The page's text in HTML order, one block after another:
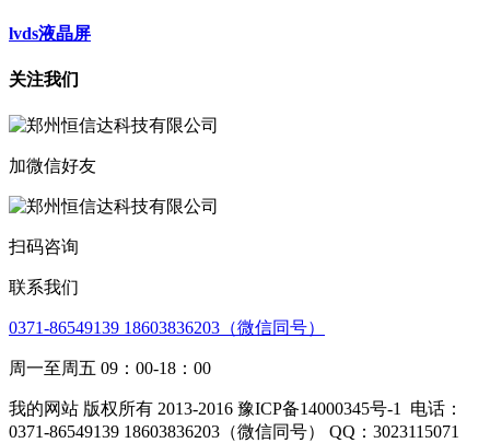
lvds液晶屏
关注我们
加微信好友
扫码咨询
联系我们
0371-86549139 18603836203（微信同号）
周一至周五 09：00-18：00
我的网站 版权所有 2013-2016 豫ICP备14000345号-1
电话：
0371-86549139 18603836203（微信同号） QQ：3023115071